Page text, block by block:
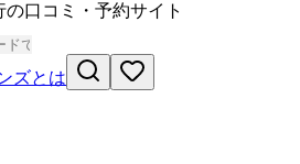
の口コミ・予約サイト
ズとは